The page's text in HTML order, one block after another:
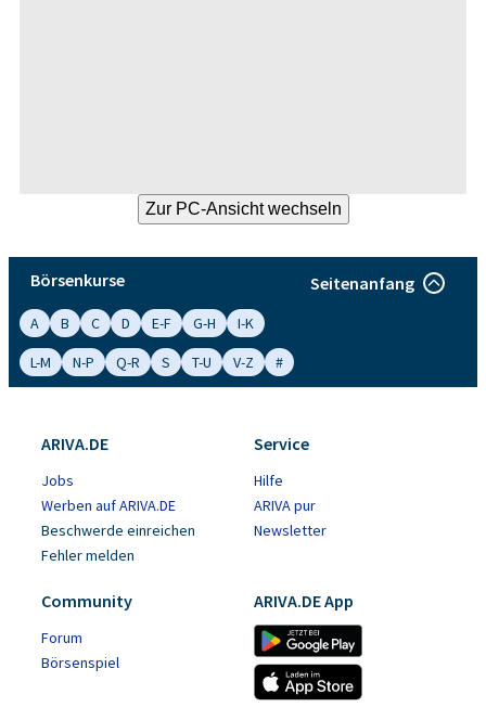
Börsenkurse Seitenanfang
A B C D E-F G-H
I-K
L-M
N-P Q-R S T-U V-Z #
ARIVA.DE
Jobs
Werben auf ARIVA.DE
Beschwerde einreichen
Fehler melden
Service
Hilfe
ARIVA pur
Newsletter
Community
Forum
Börsenspiel
ARIVA.DE App